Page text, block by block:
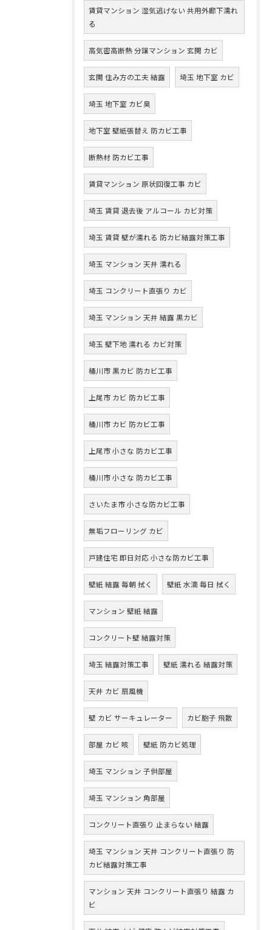
賃貸マンション 湿気逃げない 共用外廊下濡れ
る
高気密高断熱 分譲マンション 玄関 カビ
玄関 住み方の工夫 結露 埼玉 地下室 カビ
埼玉 地下室 カビ臭
地下室 壁紙張替え 防カビ工事
断熱材 防カビ工事
賃貸マンション 原状回復工事 カビ
埼玉 賃貸 退去後 アルコール カビ対策
埼玉 賃貸 壁が濡れる 防カビ結露対策工事
埼玉 マンション 天井 濡れる
埼玉 コンクリート直張り カビ
埼玉 マンション 天井 結露 黒カビ
埼玉 壁下地 濡れる カビ対策
桶川市 黒カビ 防カビ工事
上尾市 カビ 防カビ工事
桶川市 カビ 防カビ工事
上尾市 小さな 防カビ工事
桶川市 小さな 防カビ工事
さいたま市 小さな防カビ工事
無垢フローリング カビ
戸建住宅 即日対応 小さな防カビ工事
壁紙 結露 毎朝 拭く 壁紙 水滴 毎日 拭く
マンション 壁紙 結露
コンクリート壁 結露対策
埼玉 結露対策工事 壁紙 濡れる 結露対策
天井 カビ 扇風機
壁 カビ サーキュレーター カビ胞子 飛散
部屋 カビ 咳 壁紙 防カビ処理
埼玉 マンション 子供部屋
埼玉 マンション 角部屋
コンクリート直張り 止まらない 結露
埼玉 マンション 天井 コンクリート直張り 防
カビ結露対策工事
マンション 天井 コンクリート直張り 結露 カ
ビ